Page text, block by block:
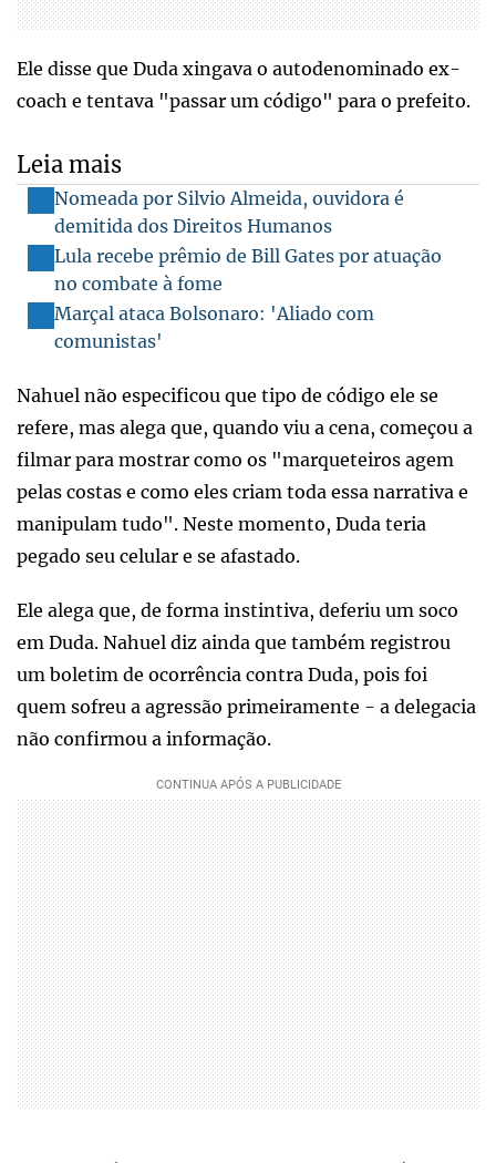
Ele disse que Duda xingava o autodenominado ex-
coach e tentava "passar um código" para o prefeito.
Leia mais
Nomeada por Silvio Almeida, ouvidora é
demitida dos Direitos Humanos
Lula recebe prêmio de Bill Gates por atuação
no combate à fome
Marçal ataca Bolsonaro: 'Aliado com
comunistas'
Nahuel não especificou que tipo de código ele se
refere, mas alega que, quando viu a cena, começou a
filmar para mostrar como os "marqueteiros agem
pelas costas e como eles criam toda essa narrativa e
manipulam tudo". Neste momento, Duda teria
pegado seu celular e se afastado.
Ele alega que, de forma instintiva, deferiu um soco
em Duda. Nahuel diz ainda que também registrou
um boletim de ocorrência contra Duda, pois foi
quem sofreu a agressão primeiramente - a delegacia
não confirmou a informação.